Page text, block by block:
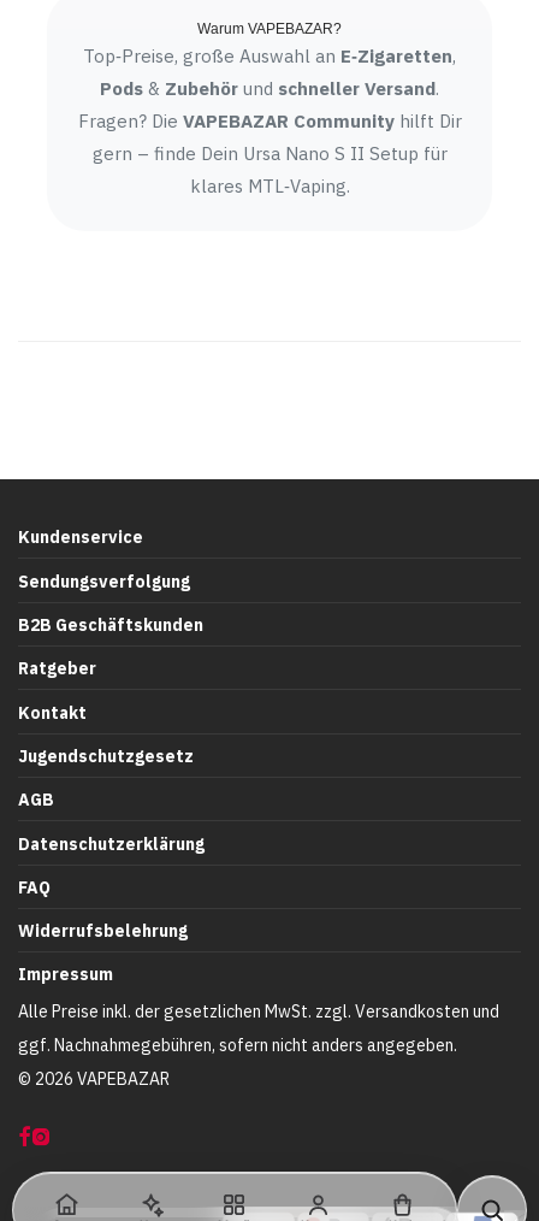
Warum VAPEBAZAR?
Top‑Preise, große Auswahl an E‑Zigaretten,
Pods & Zubehör und schneller Versand.
Fragen? Die VAPEBAZAR Communityhilft Dir
gern – finde Dein Ursa Nano S II Setup für
klares MTL‑Vaping.
Kundenservice
Sendungsverfolgung
B2B Geschäftskunden
Ratgeber
Kontakt
Jugendschutzgesetz
AGB
Datenschutzerklärung
FAQ
Widerrufsbelehrung
Impressum
© 2026 VAPEBAZAR
Alle Preise inkl. der gesetzlichen MwSt. zzgl. Versandkosten und
ggf. Nachnahmegebühren, sofern nicht anders angegeben.